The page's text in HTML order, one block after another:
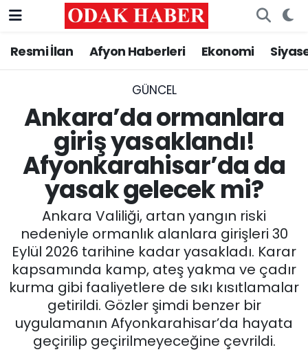
Resmi İlan Afyon Haberleri Ekonomi
GÜNCEL
Ankara’da ormanlara
giriş yasaklandı!
Afyonkarahisar’da da
yasak gelecek mi?
Ankara Valiliği, artan yangın riski
nedeniyle ormanlık alanlara girişleri 30
Eylül 2026 tarihine kadar yasakladı. Karar
kapsamında kamp, ateş yakma ve çadır
kurma gibi faaliyetlere de sıkı kısıtlamalar
getirildi. Gözler şimdi benzer bir
uygulamanın Afyonkarahisar’da hayata
geçirilip geçirilmeyeceğine çevrildi.
AFYONKARAHİSAR HABERLERİ
ASAYİŞ
GÜNCEL
SİYASET
EĞİTİM
MAGAZİN
SAĞLIK
SPOR
Nöbetçi Eczaneler
Trafik Durumu
Süper Lig Puan Durumu ve Fikstür
Tüm Manşetler
Son Dakika Haberleri
Haber Arşivi